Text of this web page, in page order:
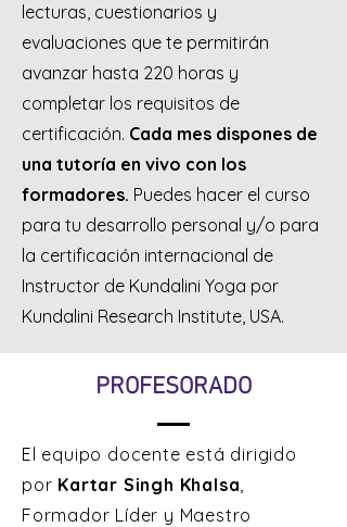
lecturas, cuestionarios y
evaluaciones que te permitirán
avanzar hasta 220 horas y
completar los requisitos de
certificación. Cada mes dispones de
una tutoría en vivo con los
formadores. Puedes hacer el curso
para tu desarrollo personal y/o para
la certificación internacional de
Instructor de Kundalini Yoga por
Kundalini Research Institute, USA.
PROFESORADO
El equipo docente está dirigido
por Kartar Singh Khalsa,
Formador Líder y Maestro